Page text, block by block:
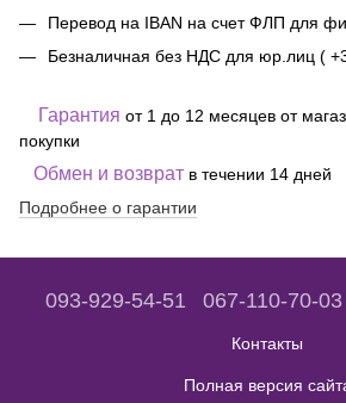
Перевод на IBAN на счет ФЛП для
Безналичная без НДС для юр.лиц (
Гарантия от 1 до 12 месяцев от
покупки
Обмен и возврат в течении 14 дней
Подробнее о гарантии
093-929-54-51 067-110-70-03
Контакты
Полная версия